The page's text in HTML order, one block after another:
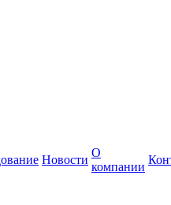
Новости
О
компании